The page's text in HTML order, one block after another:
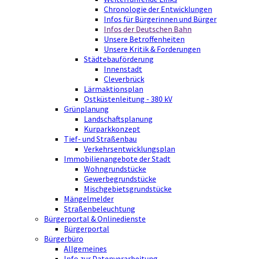
Chronologie der Entwicklungen
Infos für Bürgerinnen und Bürger
Infos der Deutschen Bahn
Unsere Betroffenheiten
Unsere Kritik & Forderungen
Städtebauförderung
Innenstadt
Cleverbrück
Lärmaktionsplan
Ostküstenleitung - 380 kV
Grünplanung
Landschaftsplanung
Kurparkkonzept
Tief- und Straßenbau
Verkehrsentwicklungsplan
Immobilienangebote der Stadt
Wohngrundstücke
Gewerbegrundstücke
Mischgebietsgrundstücke
Mängelmelder
Straßenbeleuchtung
Bürgerportal & Onlinedienste
Bürgerportal
Bürgerbüro
Allgemeines